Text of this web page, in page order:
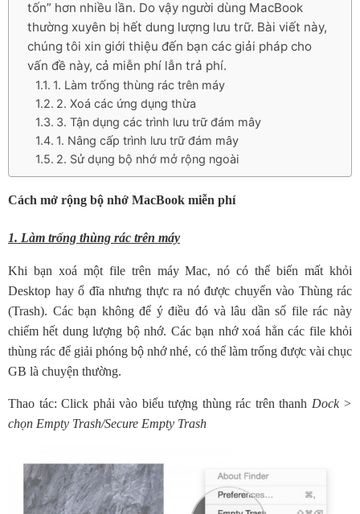
tốn” hơn nhiều lần. Do vậy người dùng MacBook
thường xuyên bị hết dung lượng lưu trữ. Bài viết này,
chúng tôi xin giới thiệu đến bạn các giải pháp cho
vấn đề này, cả miễn phí lẫn trả phí.
1. Làm trống thùng rác trên máy
2. Xoá các ứng dụng thừa
3. Tận dụng các trình lưu trữ đám mây
1. Nâng cấp trình lưu trữ đám mây
2. Sử dụng bộ nhớ mở rộng ngoài
Cách mở rộng bộ nhớ MacBook miễn phí
1. Làm trống thùng rác trên máy
Khi bạn xoá một file trên máy Mac, nó có thể biến mất khỏi
Desktop hay ổ đĩa nhưng thực ra nó được chuyển vào Thùng rác
(Trash). Các bạn không để ý điều đó và lâu dần số file rác này
chiếm hết dung lượng bộ nhớ. Các bạn nhớ xoá hẳn các file khỏi
thùng rác để giải phóng bộ nhớ nhé, có thể làm trống được vài chục
GB là chuyện thường.
Thao tác: Click phải vào biểu tượng thùng rác trên thanh Dock >
chọn Empty Trash/Secure Empty Trash